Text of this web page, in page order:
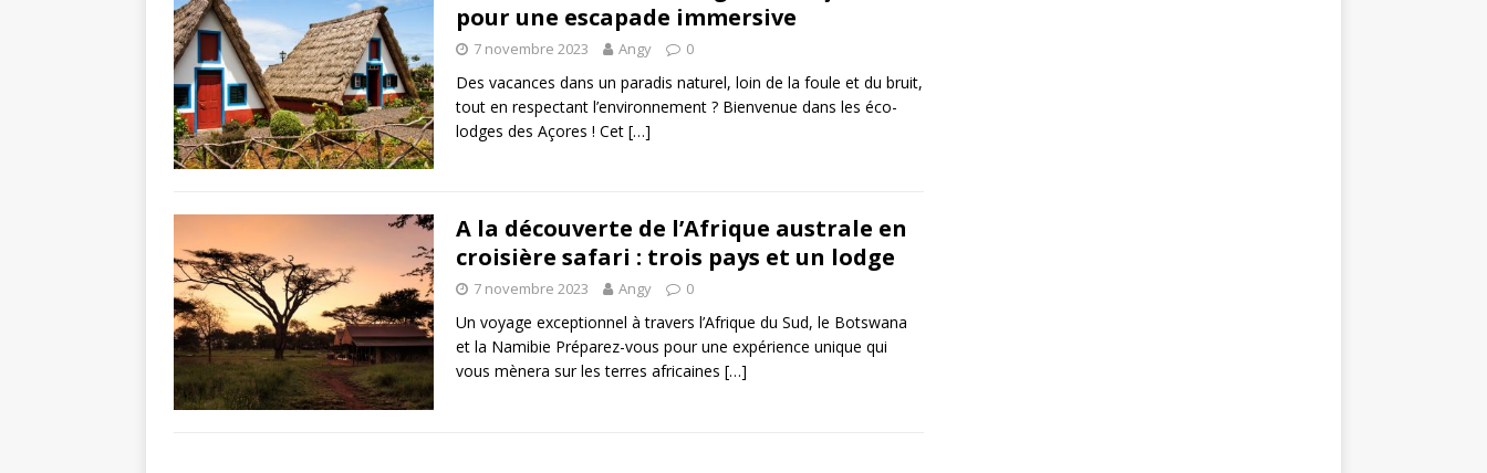
pour une escapade immersive
7 novembre 2023 Angy 0
Des vacances dans un paradis naturel, loin de la foule et du bruit,
tout en respectant l’environnement ? Bienvenue dans les éco-
lodges des Açores ! Cet […]
A la découverte de l’Afrique australe en
croisière safari : trois pays et un lodge
7 novembre 2023 Angy 0
Un voyage exceptionnel à travers l’Afrique du Sud, le Botswana
et la Namibie Préparez-vous pour une expérience unique qui
vous mènera sur les terres africaines […]